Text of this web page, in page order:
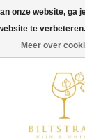
onze website, ga
te verbeteren.
Meer over